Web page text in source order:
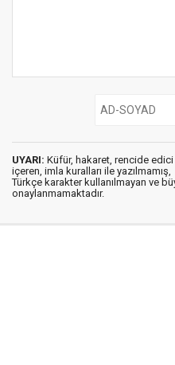
UYARI: Küfür, hakaret, rencide edici
içeren, imla kuralları ile yazılmamış,
Türkçe karakter kullanılmayan ve
onaylanmamaktadır.